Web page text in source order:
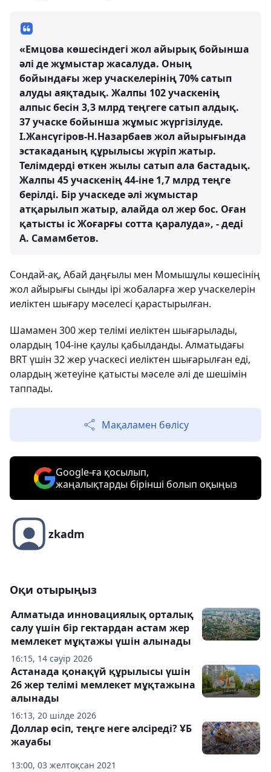
«Емцова көшесіндегі жол айырық бойынша
әлі де жұмыстар жасалуда. Оның
бойындағы жер учаскелерінің 70% сатып
алуды аяқтадық. Жалпы 102 учаскенің
алпыс бесін 3,3 млрд теңгеге сатып алдық.
37 учаске бойынша жұмыс жүргізілуде.
І.Жансүгіров-Н.Назарбаев жол айырығында
эстакаданың құрылысы жүріп жатыр.
Телімдерді өткен жылы сатып ала бастадық.
Жалпы 45 учаскенің 44-іне 1,7 млрд теңге
берілді. Бір учаскеде әлі жұмыстар
атқарылып жатыр, алайда ол жер бос. Оған
қатысты іс Жоғарғы сотта қаралуда», - деді
А. Самамбетов.
Сондай-ақ, Абай даңғылы мен Момышұлы көшесінің
жол айырығы сынды ірі жобаларға жер учаскелерін
иеліктен шығару мәселесі қарастырылған.
Шамамен 300 жер телімі иеліктен шығарылады,
олардың 104-іне қаулы қабылданды. Алматыдағы
BRT үшін 32 жер учаскесі иеліктен шығарылған еді,
олардың жетеуіне қатысты мәселе әлі де шешімін
таппады.
Мақаламен бөлісу
Google-ға қосылып,
жаңалықтарды бірінші болып оқыңыз
zkadm
Оқи отырыңыз
16:15, 14 сәуір 2026
Алматыда инновациялық орталық
салу үшін бір гектардан астам жер
мемлекет мұқтажы үшін алынады
16:13, 20 шілде 2026
Астанада қонақүй құрылысы үшін
26 жер телімі мемлекет мұқтажына
алынады
13:00, 03 желтоқсан 2021
Доллар өсіп, теңге неге әлсіреді? ҰБ
жауабы